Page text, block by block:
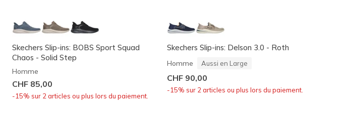
Skechers Slip-ins: BOBS Sport Squad
Chaos - Solid Step
Homme
CHF 85,00
-15% sur 2 articles ou plus lors du paiement.
Skechers Slip-ins: Delson 3.0 - Roth
Homme Aussi en Large
CHF 90,00
-15% sur 2 articles ou plus lors du paiement.